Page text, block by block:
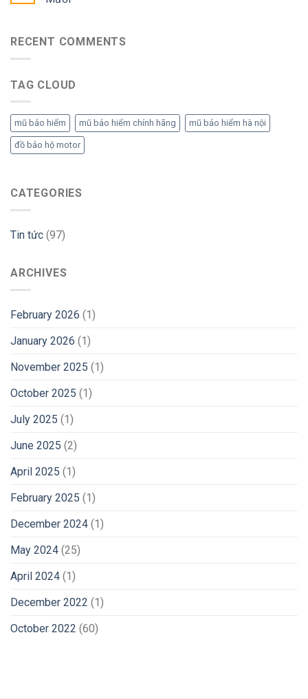
RECENT COMMENTS
TAG CLOUD
mũ bảo hiểm mũ bảo hiểm chính hãng mũ bảo hiểm hà nội
đồ bảo hộ motor
CATEGORIES
Tin tức (97)
ARCHIVES
February 2026 (1)
January 2026 (1)
November 2025 (1)
October 2025 (1)
July 2025 (1)
June 2025 (2)
April 2025 (1)
February 2025 (1)
December 2024 (1)
May 2024 (25)
April 2024 (1)
December 2022 (1)
October 2022 (60)